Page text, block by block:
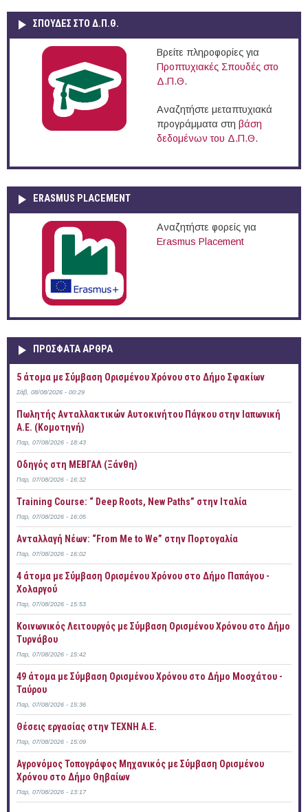
ΣΠΟΥΔΈΣ ΣΤΟ Δ.Π.Θ.
Βρείτε πληροφορίες για
Προπτυχιακές Σπουδές στο
Δ.Π.Θ.
Αναζητήστε μεταπτυχιακά
προγράμματα στη βάση
δεδομένων του Δ.Π.Θ.
ERASMUS PLACEMENT
Αναζητήστε φορείς για
Erasmus Placement
ΠΡOΣΦΑΤΑ AΡΘΡΑ
5 άτομα με Σύμβαση Ορισμένου Χρόνου στο Δήμο Σφακίων
Σάβ, 08/08/2026 - 00:29
Πωλητής Ανταλλακτικών Αυτοκινήτου Πάγκου στην Ιαπωνική
Α.Ε. (Κομοτηνή)
Παρ, 07/08/2026 - 18:43
Οδηγός στη ΜΕΒΓΑΛ (Ξάνθη)
Παρ, 07/08/2026 - 16:32
Training Course: “ Deep Roots, New Paths” στην Ιταλία
Παρ, 07/08/2026 - 16:05
Ανταλλαγή Νέων: “From Me to We” στην Πορτογαλία
Παρ, 07/08/2026 - 16:02
4 άτομα με Σύμβαση Ορισμένου Χρόνου στο Δήμο Παπάγου -
Χολαργού
Παρ, 07/08/2026 - 15:53
Κοινωνικός Λειτουργός με Σύμβαση Ορισμένου Χρόνου στο Δήμο
Τυρνάβου
Παρ, 07/08/2026 - 15:42
49 άτομα με Σύμβαση Ορισμένου Χρόνου στο Δήμο Μοσχάτου -
Ταύρου
Παρ, 07/08/2026 - 15:36
Θέσεις εργασίας στην ΤΕΧΝΗ Α.Ε.
Παρ, 07/08/2026 - 15:09
Αγρονόμος Τοπογράφος Μηχανικός με Σύμβαση Ορισμένου
Χρόνου στο Δήμο Θηβαίων
Παρ, 07/08/2026 - 13:17